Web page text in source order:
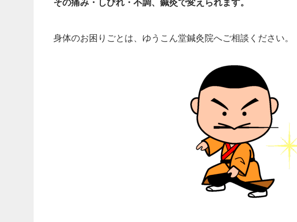
その痛み・しびれ・不調、鍼灸で変えられます。
身体のお困りごとは、ゆうこん堂鍼灸院へご相談ください。